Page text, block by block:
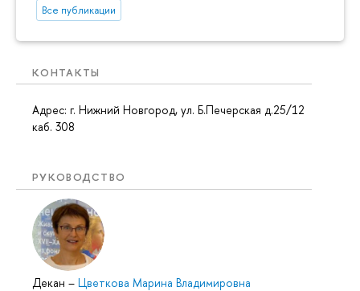
Все публикации
КОНТАКТЫ
Адрес: г. Нижний Новгород, ул. Б.Печерская д.25/12
каб. 308
РУКОВОДСТВО
Декан – Цветкова Марина Владимировна